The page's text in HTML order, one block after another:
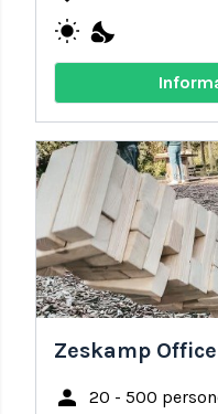
wb_sunny nights_stay
Zeskamp
person 20 - 500